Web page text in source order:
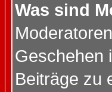
Was sind
Geschehen
Beiträge zu